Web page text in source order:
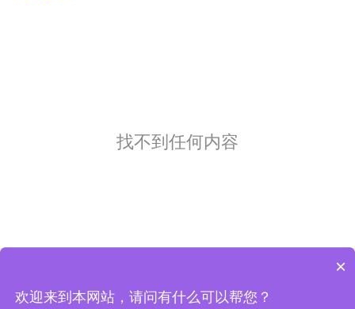
找不到任何内容
×
欢迎来到本网站，请问有什么可以帮您？